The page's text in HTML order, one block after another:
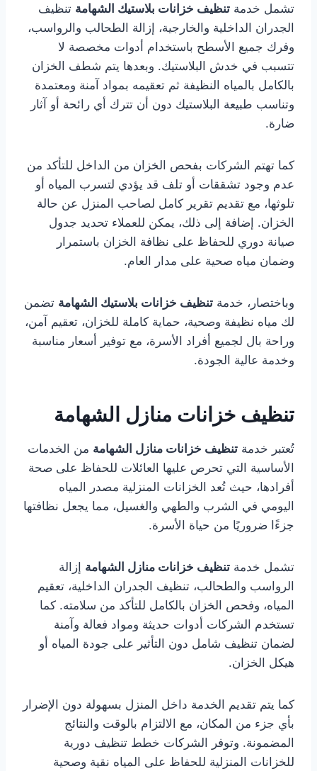
تشمل خدمة تنظيف خزانات بلاستيك الشهامة تنظيف
الجدران الداخلية والخارجية، إزالة الطحالب والرواسب،
وفرك جميع الأسطح باستخدام أدوات مخصصة لا
تتسبب في خدش البلاستيك. وبعدها يتم شطف الخزان
بالكامل بالمياه النظيفة ثم تعقيمه بمواد آمنة ومعتمدة
وتناسب طبيعة البلاستيك دون أن تترك أي رائحة أو آثار
ضارة.
كما تهتم الشركات بفحص الخزان من الداخل للتأكد من
عدم وجود تشققات أو تلف قد يؤدي لتسرب المياه أو
تلوثها، مع تقديم تقرير كامل لصاحب المنزل عن حالة
الخزان. إضافة إلى ذلك، يمكن للعملاء تحديد جدول
صيانة دوري للحفاظ على نظافة الخزان باستمرار
وضمان مياه صحية على مدار العام.
وباختصار، خدمة تنظيف خزانات بلاستيك الشهامة تضمن
لك مياه نظيفة وصحية، حماية كاملة للخزان، تعقيم آمن،
وراحة بال لجميع أفراد الأسرة، مع توفير أسعار مناسبة
وخدمة عالية الجودة.
تنظيف خزانات منازل الشهامة
تُعتبر خدمة تنظيف خزانات منازل الشهامة من الخدمات
الأساسية التي تحرص عليها العائلات للحفاظ على صحة
أفرادها، حيث تُعد الخزانات المنزلية مصدر المياه
اليومي في الشرب والطهي والغسيل، مما يجعل نظافتها
جزءًا ضروريًا من حياة الأسرة.
تشمل خدمة تنظيف خزانات منازل الشهامة إزالة
الرواسب والطحالب، تنظيف الجدران الداخلية، تعقيم
المياه، وفحص الخزان بالكامل للتأكد من سلامته. كما
تستخدم الشركات أدوات حديثة ومواد فعالة وآمنة
لضمان تنظيف شامل دون التأثير على جودة المياه أو
هيكل الخزان.
كما يتم تقديم الخدمة داخل المنزل بسهولة دون الإضرار
بأي جزء من المكان، مع الالتزام بالوقت والنتائج
المضمونة. وتوفر الشركات خطط تنظيف دورية
للخزانات المنزلية للحفاظ على المياه نقية وصحية